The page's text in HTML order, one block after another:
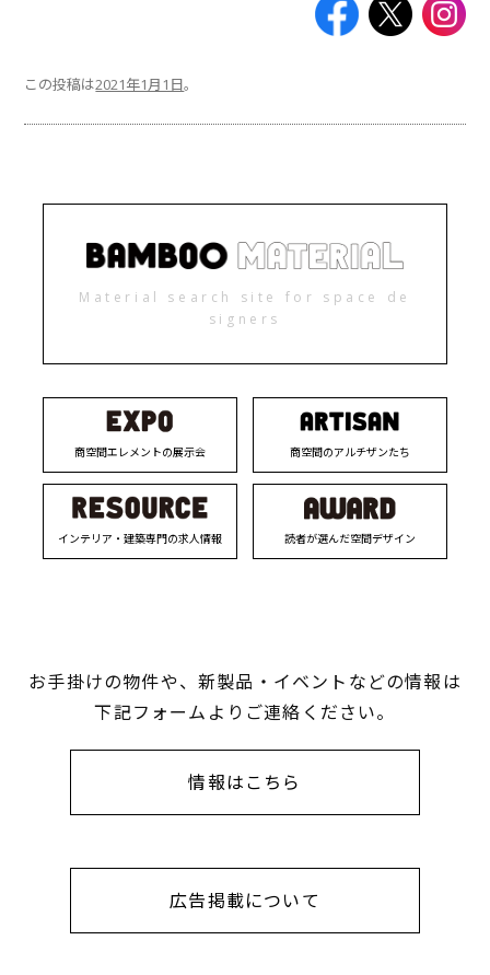
この投稿は2021年1月1日。
Material search site for space de
signers
商空間エレメントの展示会 商空間のアルチザンたち
インテリア・建築専門の求人情報 読者が選んだ空間デザイン
お手掛けの物件や、新製品・イベントなどの情報は
下記フォームよりご連絡ください。
情報はこちら
広告掲載について